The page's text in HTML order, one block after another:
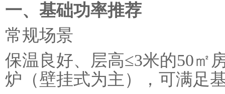
一、基础功率推荐
常规场景
保温良好、层高≤3米的50㎡
炉（壁挂式为主），可满足